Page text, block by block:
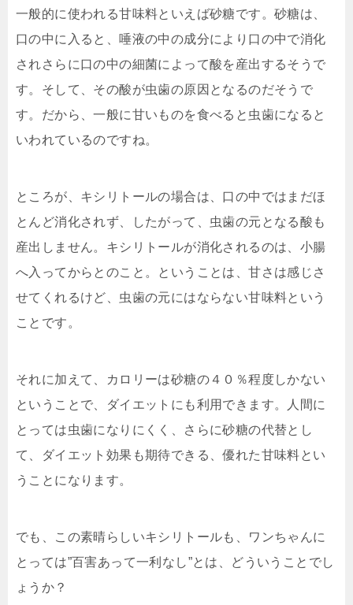
一般的に使われる甘味料といえば砂糖です。砂糖は、
口の中に入ると、唾液の中の成分により口の中で消化
されさらに口の中の細菌によって酸を産出するそうで
す。そして、その酸が虫歯の原因となるのだそうで
す。だから、一般に甘いものを食べると虫歯になると
いわれているのですね。
ところが、キシリトールの場合は、口の中ではまだほ
とんど消化されず、したがって、虫歯の元となる酸も
産出しません。キシリトールが消化されるのは、小腸
へ入ってからとのこと。ということは、甘さは感じさ
せてくれるけど、虫歯の元にはならない甘味料という
ことです。
それに加えて、カロリーは砂糖の４０％程度しかない
ということで、ダイエットにも利用できます。人間に
とっては虫歯になりにくく、さらに砂糖の代替とし
て、ダイエット効果も期待できる、優れた甘味料とい
うことになります。
でも、この素晴らしいキシリトールも、ワンちゃんに
とっては”百害あって一利なし”とは、どういうことでし
ょうか？